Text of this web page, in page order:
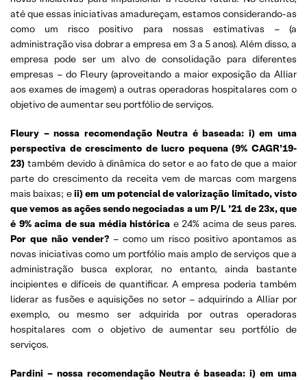
até que essas iniciativas amadureçam, estamos considerando-as
como um risco positivo para nossas estimativas – (a
administração visa dobrar a empresa em 3 a 5 anos). Além disso, a
empresa pode ser um alvo de consolidação para diferentes
empresas – do Fleury (aproveitando a maior exposição da Alliar
aos exames de imagem) a outras operadoras hospitalares com o
objetivo de aumentar seu portfólio de serviços.
Fleury – nossa recomendação Neutra é baseada: i) em uma
perspectiva de crescimento de lucro pequena (9% CAGR’19-
23) também devido à dinâmica do setor e ao fato de que a maior
parte do crescimento da receita vem de marcas com margens
mais baixas; eii) em um potencial de valorização limitado,visto
que vemos as ações sendo negociadas a um P/L ’21 de 23x, que
é 9% acima de sua média histórica e 24% acima de seus pares.
Por que não vender?– como um risco positivo apontamos as
novas iniciativas como um portfólio mais amplo de serviços que a
administração busca explorar, no entanto, ainda bastante
incipientes e difíceis de quantificar. A empresa poderia também
liderar as fusões e aquisições no setor – adquirindo a Alliar por
exemplo, ou mesmo ser adquirida por outras operadoras
hospitalares com o objetivo de aumentar seu portfólio de
serviços.
Pardini – nossa recomendação Neutra é baseada: i) em uma